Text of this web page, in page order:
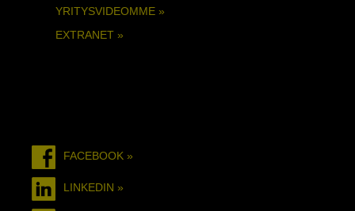
YRITYSVIDEOMME »
EXTRANET »
FACEBOOK »
LINKEDIN »